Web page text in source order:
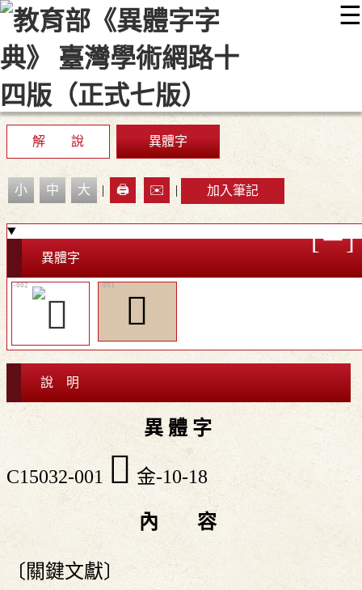
☰
::: 最新消息 常見問題 編輯說明
顯示模式
網站導覽
解 說 異體字
小 中 大 | 🖨️ ✉️ | 加入筆記
異體字
𨪓
說 明
異 體 字
C15032-001 𨪓 金-10-18
內 容
〔關鍵文獻〕